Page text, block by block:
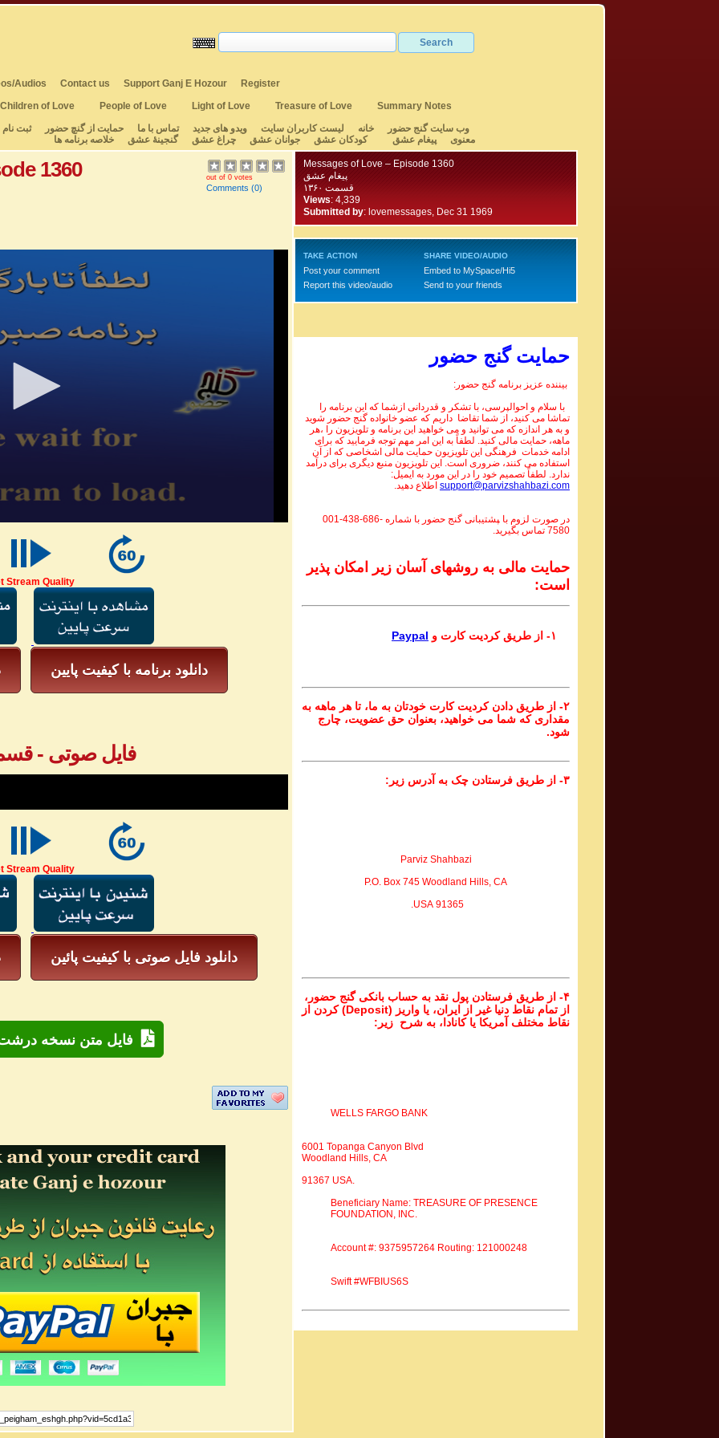
Audios Contact us Support Ganj E Hozour
Register
Children of Love People of Love Light of Love Treasure of Love
Summary Notes
وب سایت گنج حضور
خانه لیست کاربران سایت ویدو های جدید تماس با ما حمایت از گنچ حضور ثبت نام
معنوی
پیغام عشق کودکان عشق جوانان عشق چراغ عشق گنجینهٔ عشق خلاصه برنامه ها
1360 out of 0 votes
Comments (0)
Stream Quality
دانلود برنامه با کیفیت پایین
فایل صوتی - قسمت
Stream Quality
دانلود فایل صوتی با کیفیت پائین
فایل متن نسخه
Messages of Love – Episode 1360
پیغام عشق
قسمت ۱۳۶۰
Views: 4,339
Submitted by: lovemessages, Dec 31 1969
TAKE ACTION
Post your comment
Report this video/audio
SHARE VIDEO/AUDIO
Embed to MySpace/Hi5
Send to your friends
حمایت گنج حضور
بیننده عزیز برنامه گنج حضور:
با سلام و احوالپرسی، با تشکر و قدردانی ازشما که این برنامه را
تماشا می کنید، از شما تقاضا داریم که عضو خانواده گنج حضور شوید
و به هر اندازه که می توانید و می خواهید این برنامه و تلویزیون را ،هر
ماهه، حمایت مالی کنید. لطفاً به این امر مهم توجه فرمایید که برای
ادامه خدمات فرهنگی این تلویزیون حمایت مالی اشخاصی که از آن
استفاده می کنند، ضروری است. این تلویزیون منبع دیگری برای درآمد
ندارد. لطفاً تصمیم خود را در این مورد به ایمیل:
support@parvizshahbazi.com اطلاع دهید.
در صورت لزوم با ‍پشتیبانی گنج حضور با شماره 001-438-686-
7580 تماس بگیرید.
حمایت مالی به روشهای آسان زیر امکان پذیر
است:
Paypal
۲- از طریق دادن کردیت کارت خودتان به ما، تا هر ماهه به
مقداری که شما می خواهید، بعنوان حق عضویت، چارج
شود.
۳- از طریق فرستادن چک به آدرس زیر:
Parviz Shahbazi
P.O. Box 745 Woodland Hills, CA
91365 USA.
۴- از طریق فرستادن پول نقد به حساب بانکی گنج حضور،
از تمام نقاط دنیا غیر از ایران، یا واریز (Deposit) کردن از
نقاط مختلف آمریکا یا کانادا، به شرح زیر:
WELLS FARGO BANK
6001 Topanga Canyon Blvd
Woodland Hills, CA
91367 USA.
Beneficiary Name: TREASURE OF PRESENCE
FOUNDATION, INC.
Account #: 9375957264 Routing: 121000248
Swift #WFBIUS6S